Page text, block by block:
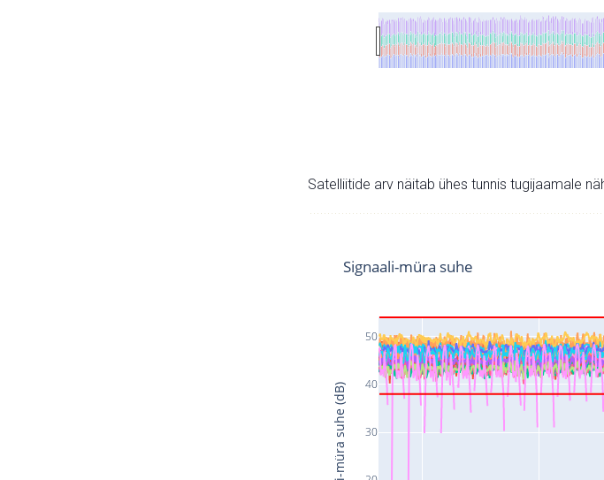
Satelliitide arv näitab ühes tunnis tugijaamale
30
40
50
Signaali-müra suhe